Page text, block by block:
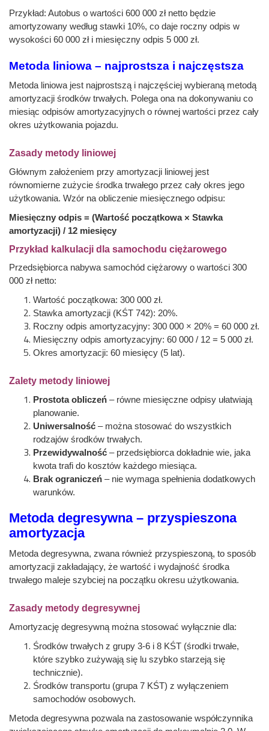
Przykład: Autobus o wartości 600 000 zł netto będzie
amortyzowany według stawki 10%, co daje roczny odpis w
wysokości 60 000 zł i miesięczny odpis 5 000 zł.
Metoda liniowa – najprostsza i najczęstsza
Metoda liniowa jest najprostszą i najczęściej wybieraną metodą
amortyzacji środków trwałych. Polega ona na dokonywaniu co
miesiąc odpisów amortyzacyjnych o równej wartości przez cały
okres użytkowania pojazdu.
Zasady metody liniowej
Głównym założeniem przy amortyzacji liniowej jest
równomierne zużycie środka trwałego przez cały okres jego
użytkowania. Wzór na obliczenie miesięcznego odpisu:
Miesięczny odpis = (Wartość początkowa × Stawka
amortyzacji) / 12 miesięcy
Przykład kalkulacji dla samochodu ciężarowego
Przedsiębiorca nabywa samochód ciężarowy o wartości 300
000 zł netto:
Wartość początkowa: 300 000 zł.
Stawka amortyzacji (KŚT 742): 20%.
Roczny odpis amortyzacyjny: 300 000 × 20% = 60 000 zł.
Miesięczny odpis amortyzacyjny: 60 000 / 12 = 5 000 zł.
Okres amortyzacji: 60 miesięcy (5 lat).
Zalety metody liniowej
Prostota obliczeń – równe miesięczne odpisy ułatwiają
planowanie.
Uniwersalność – można stosować do wszystkich
rodzajów środków trwałych.
Przewidywalność – przedsiębiorca dokładnie wie, jaka
kwota trafi do kosztów każdego miesiąca.
Brak ograniczeń – nie wymaga spełnienia dodatkowych
warunków.
Metoda degresywna – przyspieszona
amortyzacja
Metoda degresywna, zwana również przyspieszoną, to sposób
amortyzacji zakładający, że wartość i wydajność środka
trwałego maleje szybciej na początku okresu użytkowania.
Zasady metody degresywnej
Amortyzację degresywną można stosować wyłącznie dla:
Środków trwałych z grupy 3-6 i 8 KŚT (środki trwałe,
które szybko zużywają się lu szybko starzeją się
technicznie).
Środków transportu (grupa 7 KŚT) z wyłączeniem
samochodów osobowych.
Metoda degresywna pozwala na zastosowanie współczynnika